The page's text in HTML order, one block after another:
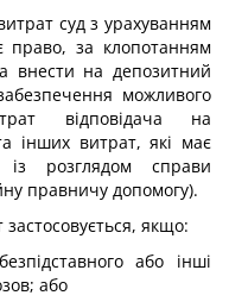
суд з урахуванням
право, за клопотанням
внести на депозитний
можливого
відповідача на
інших витрат, які має
із розглядом справи
правничу допомогу).
якщо:
або інші
або